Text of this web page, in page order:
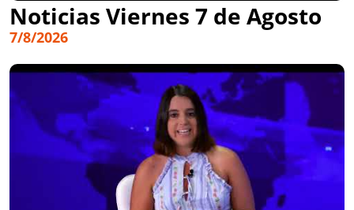
Noticias Viernes 7 de Agosto
7/8/2026